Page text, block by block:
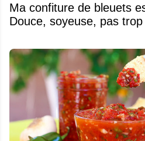
Ma confiture de bleuets
Douce, soyeuse, pas